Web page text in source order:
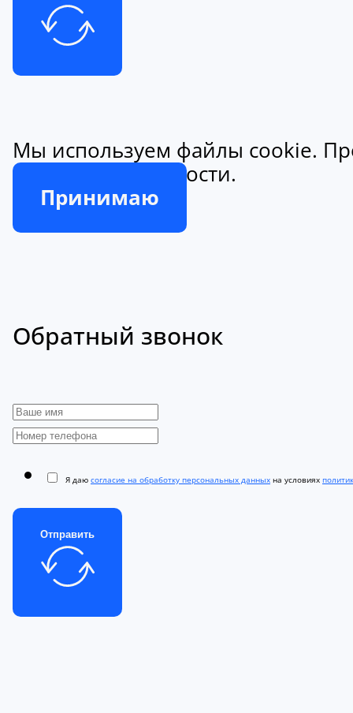
Мы используем файлы cookie.
конфиденциальности.
Принимаю
Обратный звонок
Я даю согласие на обработку персональных данных на условиях
Отправить